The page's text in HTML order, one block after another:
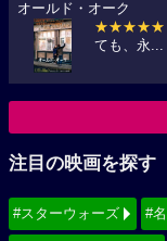
オールド・オーク
★★★★★
ても、永...
注目の映画を探す
#スターウォーズ #